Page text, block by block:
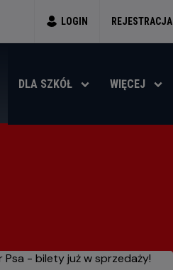
LOGIN REJESTRACJA
DLA SZKÓŁ WIĘCEJ